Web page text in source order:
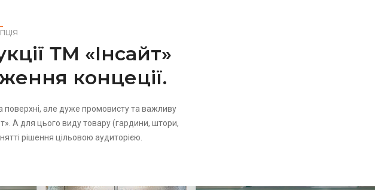
ТМ «Інсайт»
концеції.
але дуже промовисту та важливу
А для цього виду товару (гардини, штори,
рішення цільовою аудиторією.